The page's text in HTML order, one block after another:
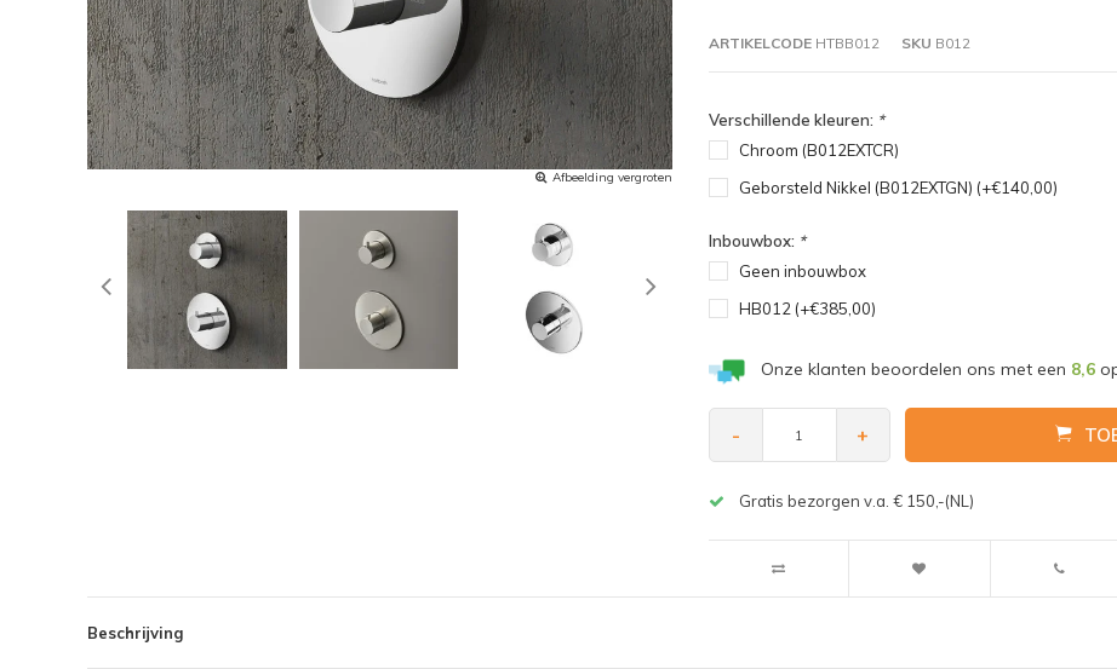
Afbeelding vergroten
ARTIKELCODEHTBB012 SKU B012
Verschillende kleuren: *
Chroom (B012EXTCR)
Geborsteld Nikkel (B012EXTGN) (+€140,00)
Inbouwbox: *
Geen inbouwbox
HB012 (+€385,00)
Onze klanten beoordelen ons met een 8,6
- +
Gratis bezorgen v.a. € 150,-(NL)
Beschrijving